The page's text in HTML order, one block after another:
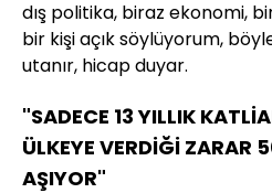
dış politika, biraz ekonomi,
bir kişi açık söylüyorum,
utanır, hicap duyar.
"SADECE 13 YILLIK
ÜLKEYE VERDİĞİ ZARAR
AŞIYOR"